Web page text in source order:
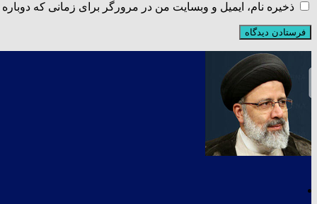
ذخیره نام، ایمیل و وبسایت من در مرورگر برای زمانی که